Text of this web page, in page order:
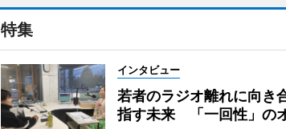
特集
インタビュー
若者のラジオ離れに向き
指す未来 「一回性」の